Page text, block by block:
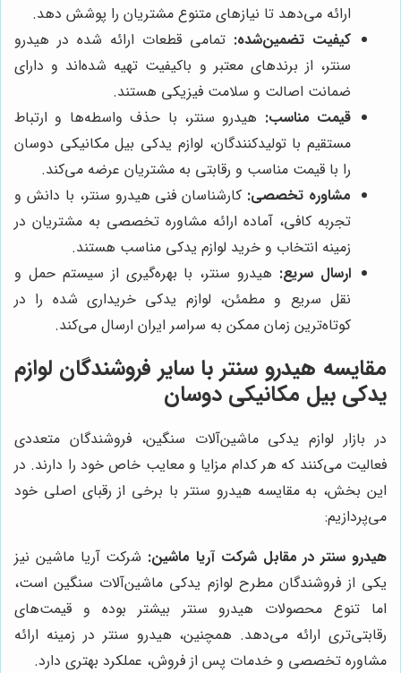
ارائه می‌دهد تا نیازهای متنوع مشتریان را پوشش دهد.
کیفیت تضمین‌شده: تمامی قطعات ارائه شده در هیدرو
سنتر، از برندهای معتبر و باکیفیت تهیه شده‌اند و دارای
ضمانت اصالت و سلامت فیزیکی هستند.
قیمت مناسب: هیدرو سنتر، با حذف واسطه‌ها و ارتباط
مستقیم با تولیدکنندگان، لوازم یدکی بیل مکانیکی دوسان
را با قیمت مناسب و رقابتی به مشتریان عرضه می‌کند.
مشاوره تخصصی: کارشناسان فنی هیدرو سنتر، با دانش و
تجربه کافی، آماده ارائه مشاوره تخصصی به مشتریان در
زمینه انتخاب و خرید لوازم یدکی مناسب هستند.
ارسال سریع: هیدرو سنتر، با بهره‌گیری از سیستم حمل و
نقل سریع و مطمئن، لوازم یدکی خریداری شده را در
کوتاه‌ترین زمان ممکن به سراسر ایران ارسال می‌کند.
مقایسه هیدرو سنتر با سایر فروشندگان لوازم
یدکی بیل مکانیکی دوسان
در بازار لوازم یدکی ماشین‌آلات سنگین، فروشندگان متعددی
فعالیت می‌کنند که هر کدام مزایا و معایب خاص خود را دارند. در
این بخش، به مقایسه هیدرو سنتر با برخی از رقبای اصلی خود
می‌پردازیم:
هیدرو سنتر در مقابل شرکت آریا ماشین: شرکت آریا ماشین نیز
یکی از فروشندگان مطرح لوازم یدکی ماشین‌آلات سنگین است،
اما تنوع محصولات هیدرو سنتر بیشتر بوده و قیمت‌های
رقابتی‌تری ارائه می‌دهد. همچنین، هیدرو سنتر در زمینه ارائه
مشاوره تخصصی و خدمات پس از فروش، عملکرد بهتری دارد.